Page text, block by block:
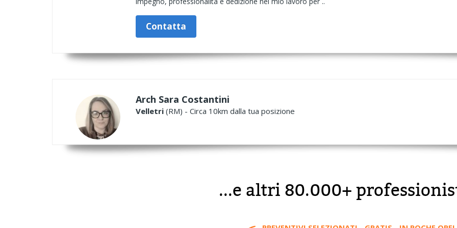
Contatta
Arch Sara Costantini
Velletri (RM) - Circa 10km dalla tua posizione
...e altri 80.000+